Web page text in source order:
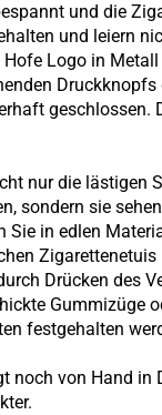
und die
und leiern
Logo in Metall
geschlossen.
nur die lästigen
sondern sie
Sie in edlen
Zigarettenetuis
Drücken des
Gummizüge
festgehalten
noch von Hand in